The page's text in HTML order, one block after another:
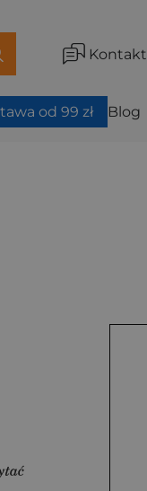
Kontakt
od 99 zł Blog